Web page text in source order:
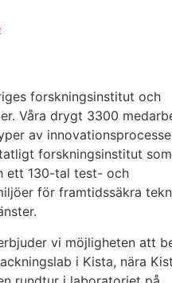
forskningsinstitut och
Våra drygt 3300
av
forskningsinstitut
ett 130-tal test- och
för framtidssäkra
vi möjligheten att
i Kista, nära